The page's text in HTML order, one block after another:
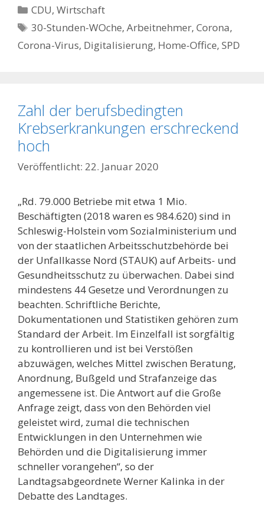
Kategorien
CDU,Wirtschaft
Schlagwörter
30-Stunden-WOche,Arbeitnehmer,Corona,
Corona-Virus, Digitalisierung, Home-Office, SPD
Zahl der berufsbedingten
Krebserkrankungen erschreckend
hoch
22. Januar 2020
„Rd. 79.000 Betriebe mit etwa 1 Mio.
Beschäftigten (2018 waren es 984.620) sind in
Schleswig-Holstein vom Sozialministerium und
von der staatlichen Arbeitsschutzbehörde bei
der Unfallkasse Nord (STAUK) auf Arbeits- und
Gesundheitsschutz zu überwachen. Dabei sind
mindestens 44 Gesetze und Verordnungen zu
beachten. Schriftliche Berichte,
Dokumentationen und Statistiken gehören zum
Standard der Arbeit. Im Einzelfall ist sorgfältig
zu kontrollieren und ist bei Verstößen
abzuwägen, welches Mittel zwischen Beratung,
Anordnung, Bußgeld und Strafanzeige das
angemessene ist. Die Antwort auf die Große
Anfrage zeigt, dass von den Behörden viel
geleistet wird, zumal die technischen
Entwicklungen in den Unternehmen wie
Behörden und die Digitalisierung immer
schneller vorangehen“, so der
Landtagsabgeordnete Werner Kalinka in der
Debatte des Landtages.